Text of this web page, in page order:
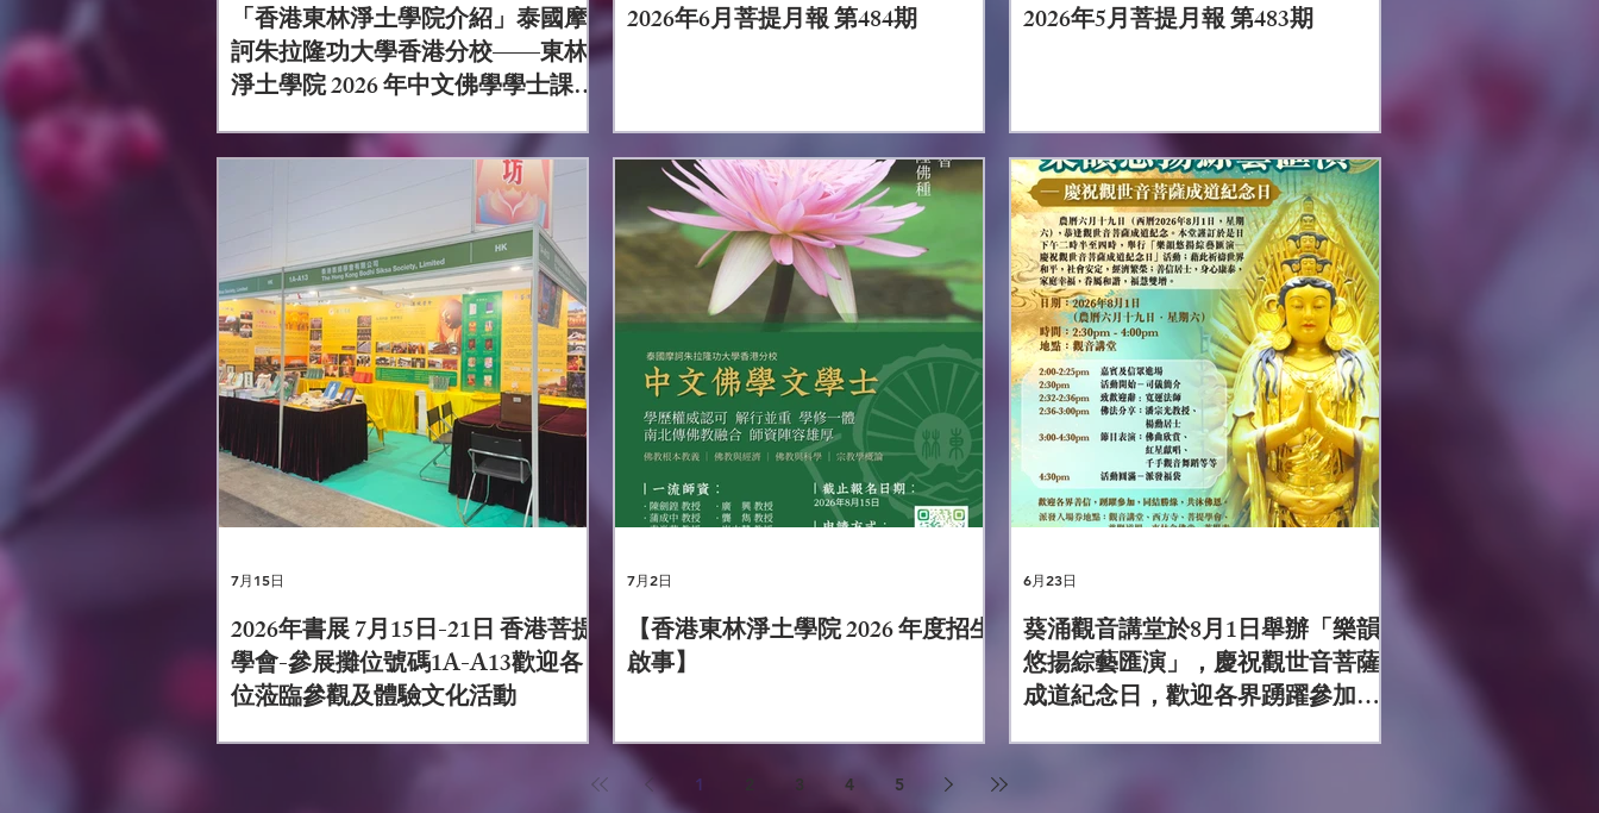
「香港東林淨土學院介紹」泰國摩
訶朱拉隆功大學香港分校——東林
淨土學院 2026 年中文佛學學士課程
招生正在進行中。學院是香港首家
大學本科學歷獲得政府認證的佛教
高等學府，以「解行並重，學修一
體」為辦學特色，課程兼顧經典研
習、道場共修與弘法實踐，學位受
國際認可。詳情請聯絡6944 9396 東
林淨土學院。
2026年6月菩提月報 第484期 2026年5月菩提月報 第483期
2026年書展 7月15日-21日 香港菩提
學會-參展攤位號碼1A-A13歡迎各
位蒞臨參觀及體驗文化活動
7月15日
【香港東林淨土學院 2026 年度招生
啟事】
7月2日
葵涌觀音講堂於8月1日舉辦「樂韻
悠揚綜藝匯演」，慶祝觀世音菩薩
成道紀念日，歡迎各界踴躍參加🎉
🎊🪷
6月23日
1 3 4 5